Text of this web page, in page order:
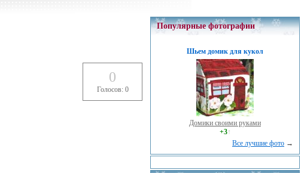
0
Голосов: 0
Популярные фотографии
Шьем домик для кукол
Домики своими руками
+3↑
Все лучшие фото →